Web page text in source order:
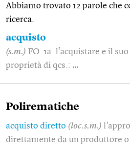
Abbiamo trovato 12 parole che
ricerca.
acquisto
(s.m.) FO 1a. l’acquistare e il
proprietà di qcs.: …
Polirematiche
acquisto diretto (loc.s.m.)
direttamente da un produttore